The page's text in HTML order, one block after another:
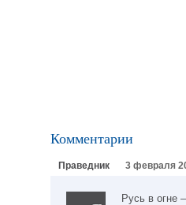
Комментарии
Праведник 3 февраля
Русь в